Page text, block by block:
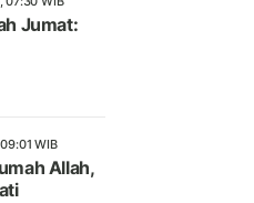
Jumat:
WIB
Allah,